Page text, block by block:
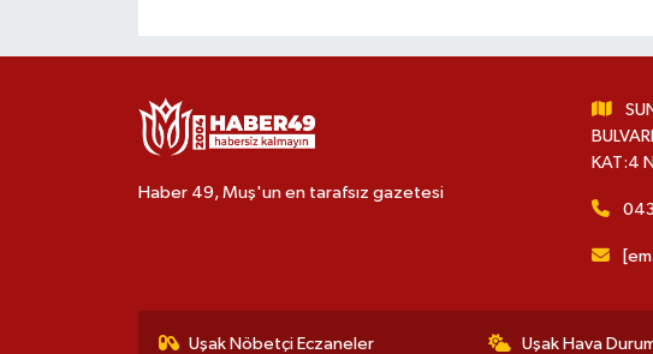
Haber 49, Muş'un en tarafsız gazetesi
KAT:4
Uşak Nöbetçi Eczaneler Uşak Hava